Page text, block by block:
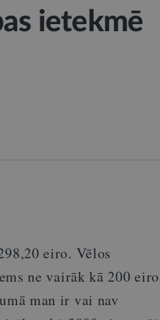
ietekmē
eiro. Vēlos
ne vairāk kā 200 eiro
man ir vai nav